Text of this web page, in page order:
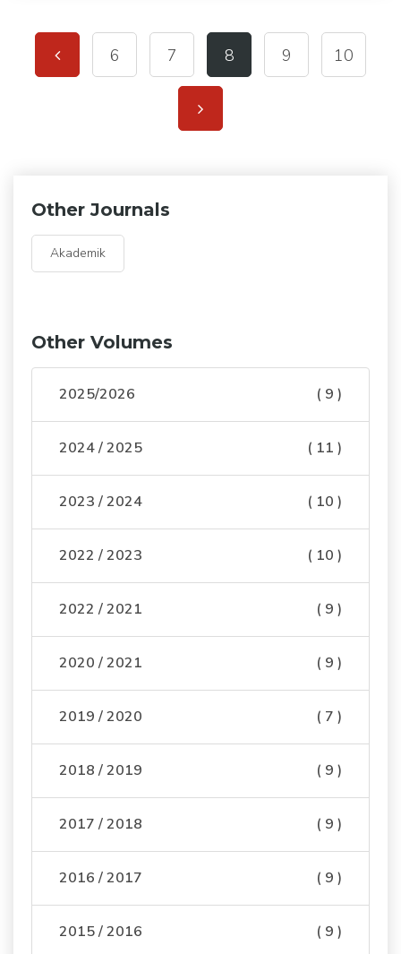
6 7 8 9 10
Other Journals
Akademik
Other Volumes
2025/2026 ( 9 )
2024 / 2025 ( 11 )
2023 / 2024 ( 10 )
2022 / 2023 ( 10 )
2022 / 2021 ( 9 )
2020 / 2021 ( 9 )
2019 / 2020 ( 7 )
2018 / 2019 ( 9 )
2017 / 2018 ( 9 )
2016 / 2017 ( 9 )
2015 / 2016 ( 9 )